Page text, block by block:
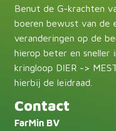
Benut de G-krachten
boeren bewust van de
veranderingen op de
hierop beter en sneller
kringloop DIER ->
hierbij de leidraad.
Contact
FarMin BV